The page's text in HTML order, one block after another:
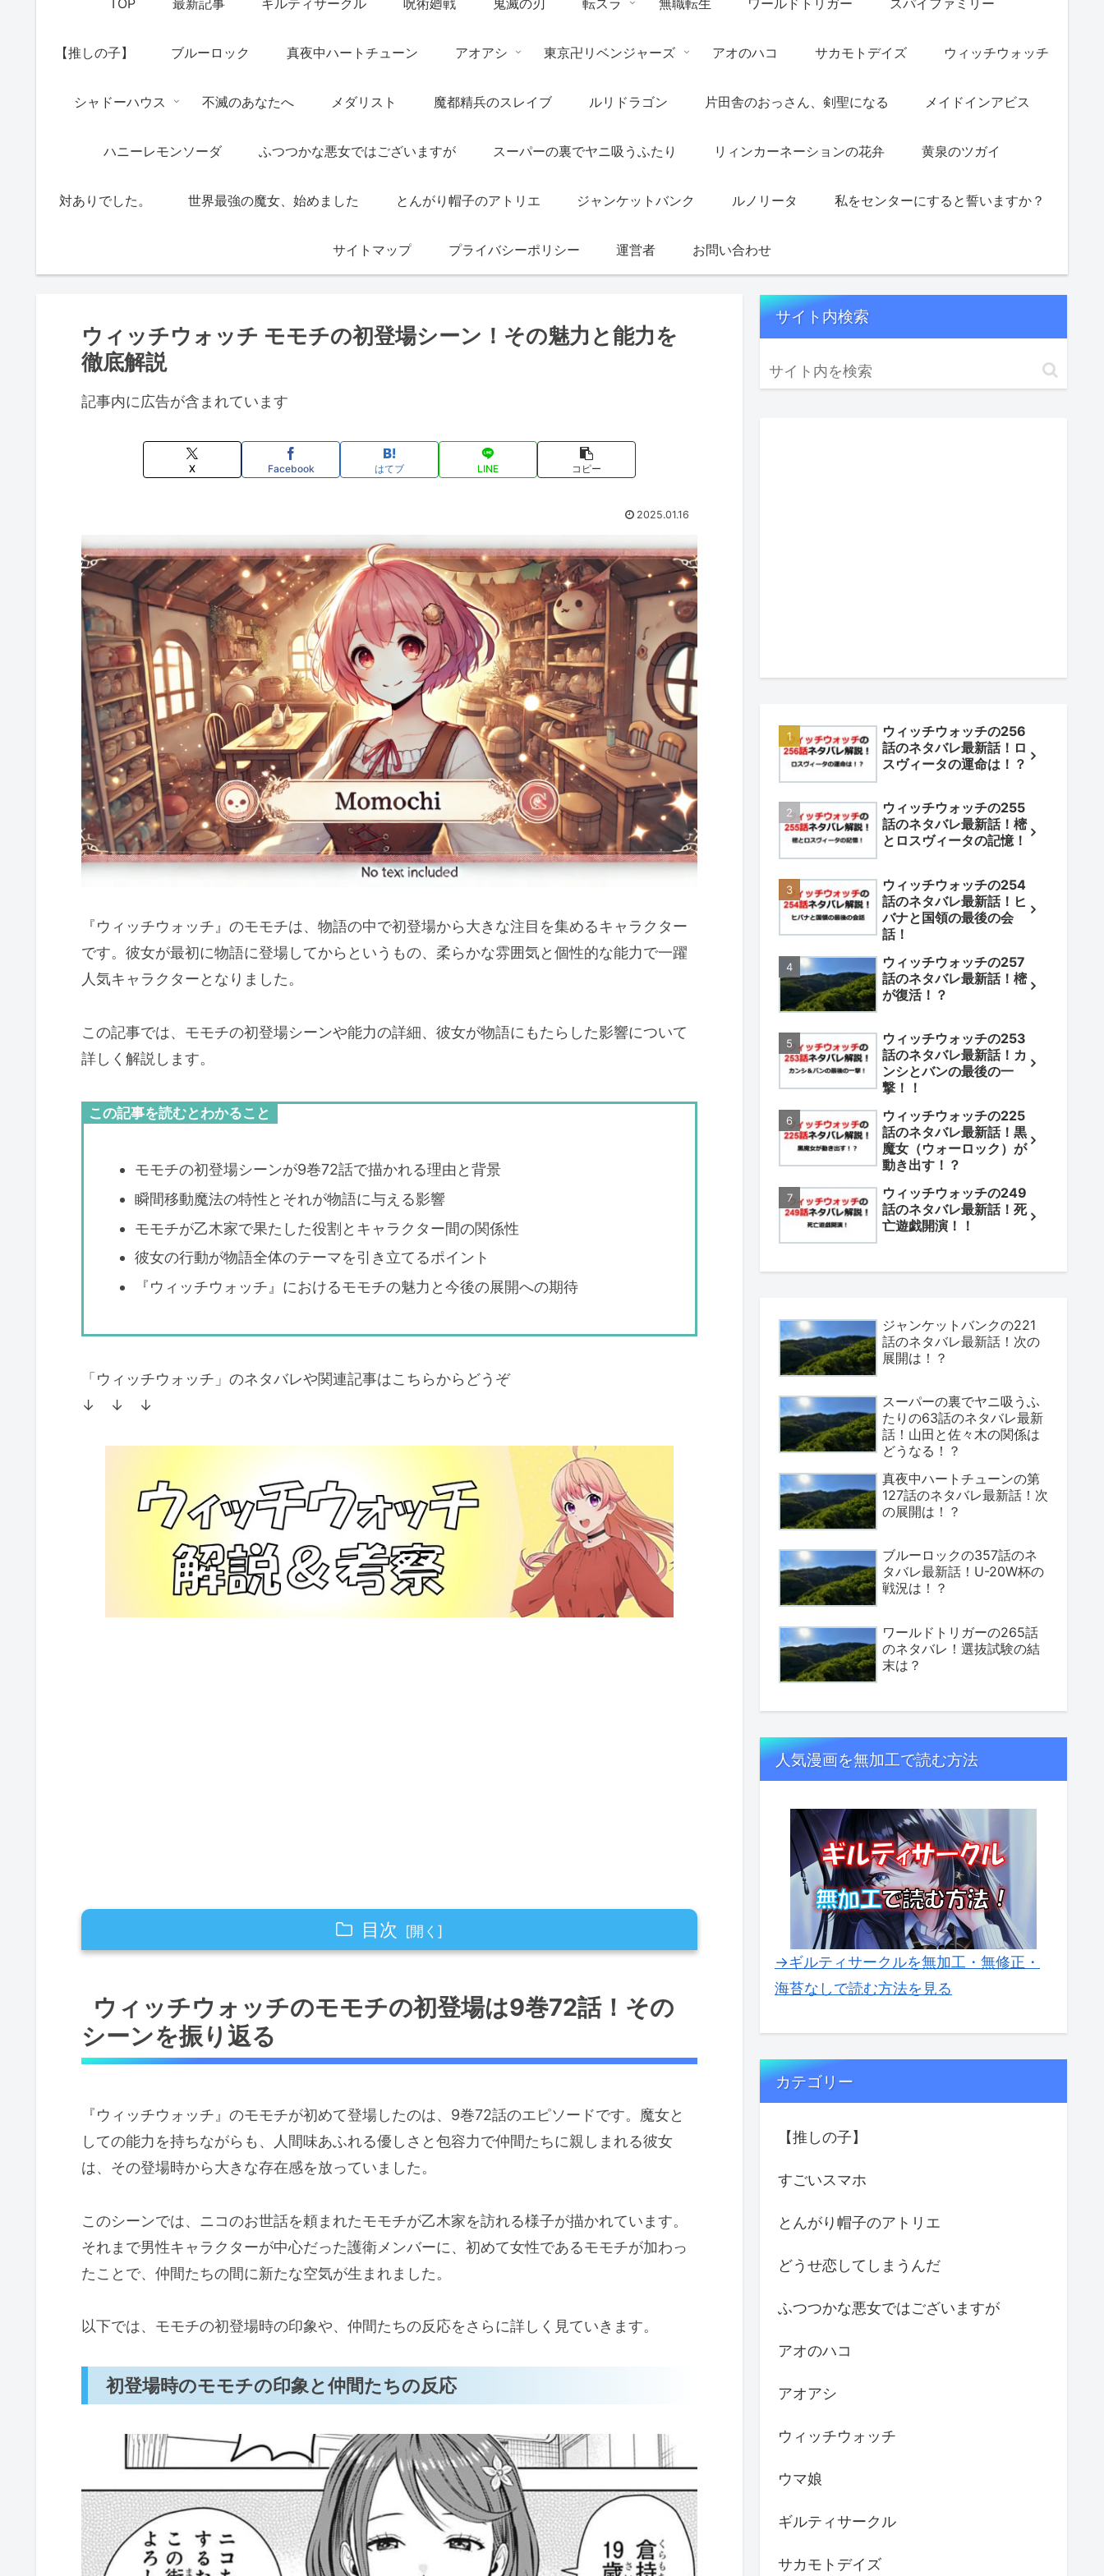
【推しの子】 ブルーロック 真夜中ハートチューン アオアシ 東京卍リベンジャーズ アオのハコ サカモトデイズ ウィッチウォッチ
シャドーハウス 不滅のあなたへ メダリスト 魔都精兵のスレイブ ルリドラゴン 片田舎のおっさん、剣聖になる メイドインアビス
ハニーレモンソーダ ふつつかな悪女ではございますが スーパーの裏でヤニ吸うふたり リィンカーネーションの花弁 黄泉のツガイ
対ありでした。 世界最強の魔女、始めました とんがり帽子のアトリエ ジャンケットバンク ルノリータ 私をセンターにすると誓いますか？
サイトマップ プライバシーポリシー 運営者 お問い合わせ
ウィッチウォッチ モモチの初登場シーン！その魅力と能力を
徹底解説
記事内に広告が含まれています
X Facebook はてブ LINE コピー
2025.01.16
『ウィッチウォッチ』のモモチは、物語の中で初登場から大きな注目を集めるキャラクター
です。彼女が最初に物語に登場してからというもの、柔らかな雰囲気と個性的な能力で一躍
人気キャラクターとなりました。
この記事では、モモチの初登場シーンや能力の詳細、彼女が物語にもたらした影響について
詳しく解説します。
この記事を読むとわかること
モモチの初登場シーンが9巻72話で描かれる理由と背景
瞬間移動魔法の特性とそれが物語に与える影響
モモチが乙木家で果たした役割とキャラクター間の関係性
彼女の行動が物語全体のテーマを引き立てるポイント
『ウィッチウォッチ』におけるモモチの魅力と今後の展開への期待
「ウィッチウォッチ」のネタバレや関連記事はこちらからどうぞ
↓ ↓ ↓
目次
初登場時のモモチの印象と仲間たちの反応
モモチの乙木家での生活が物語に与えた変化
相棒「チーク」との連携
モモチが『ウィッチウォッチ』に与えた影響
物語の魅力を引き立てる要素
「ウィッチウォッチ モモチの初登場シーン！その魅力と能力を徹底解説」まとめ
ウィッチウォッチのモモチの初登場は9巻72話！その
シーンを振り返る
『ウィッチウォッチ』のモモチが初めて登場したのは、9巻72話のエピソードです。魔女と
しての能力を持ちながらも、人間味あふれる優しさと包容力で仲間たちに親しまれる彼女
は、その登場時から大きな存在感を放っていました。
このシーンでは、ニコのお世話を頼まれたモモチが乙木家を訪れる様子が描かれています。
それまで男性キャラクターが中心だった護衛メンバーに、初めて女性であるモモチが加わっ
たことで、仲間たちの間に新たな空気が生まれました。
以下では、モモチの初登場時の印象や、仲間たちの反応をさらに詳しく見ていきます。
初登場時のモモチの印象と仲間たちの反応
サイト内検索
ウィッチウォッチの256
話のネタバレ最新話！ロ
スヴィータの運命は！？
ウィッチウォッチの255
話のネタバレ最新話！樒
とロスヴィータの記憶！
ウィッチウォッチの254
話のネタバレ最新話！ヒ
バナと国領の最後の会
話！
ウィッチウォッチの257
話のネタバレ最新話！樒
が復活！？
ウィッチウォッチの253
話のネタバレ最新話！カ
ンシとバンの最後の一
撃！！
ウィッチウォッチの225
話のネタバレ最新話！黒
魔女（ウォーロック）が
動き出す！？
ウィッチウォッチの249
話のネタバレ最新話！死
亡遊戯開演！！
ジャンケットバンクの221
話のネタバレ最新話！次の
展開は！？
スーパーの裏でヤニ吸うふ
たりの63話のネタバレ最新
話！山田と佐々木の関係は
どうなる！？
真夜中ハートチューンの第
127話のネタバレ最新話！次
の展開は！？
ブルーロックの357話のネ
タバレ最新話！U-20W杯の
戦況は！？
ワールドトリガーの265話
のネタバレ！選抜試験の結
末は？
人気漫画を無加工で読む方法
→ギルティサークルを無加工・無修正・
海苔なしで読む方法を見る
カテゴリー
【推しの子】
すごいスマホ
とんがり帽子のアトリエ
どうせ恋してしまうんだ
ふつつかな悪女ではございますが
アオのハコ
アオアシ
ウィッチウォッチ
ウマ娘
ギルティサークル
サカモトデイズ